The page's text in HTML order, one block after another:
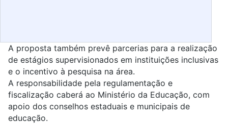
A proposta também prevê parcerias para a realização
de estágios supervisionados em instituições inclusivas
e o incentivo à pesquisa na área.
A responsabilidade pela regulamentação e
fiscalização caberá ao Ministério da Educação, com
apoio dos conselhos estaduais e municipais de
educação.